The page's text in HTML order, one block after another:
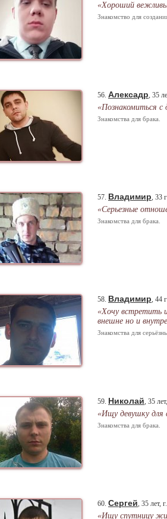
«Хороший
Знакомство для
56. Алексадр, 35
«Познакомиться с
Знакомства для брака.
57. Владимир, 33
«Серьезные
Знакомства для брака.
58. Владимир, 44
«Хочу встретить
внешне но и
Знакомства для
59. Николай, 35
«Ищу девушку для
Знакомства для брака.
60. Сергей, 35 лет,
«Ищу спутницу